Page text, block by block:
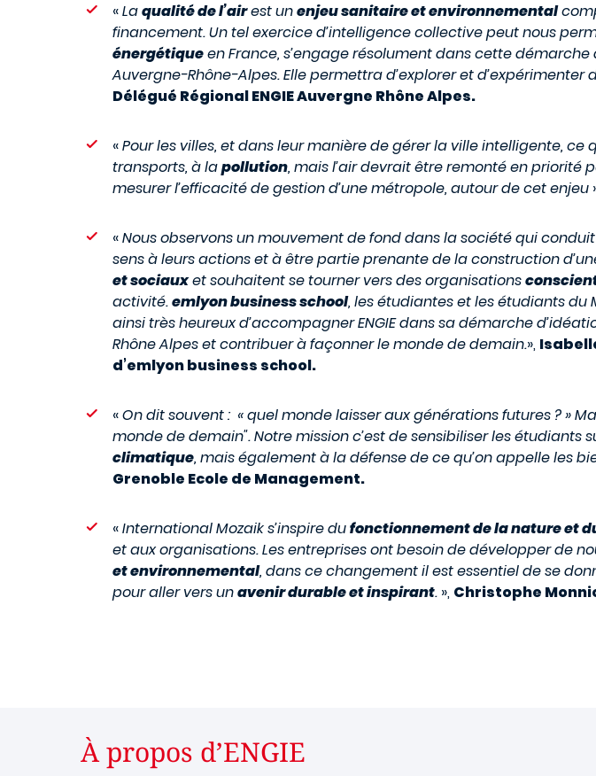
«Laqualité de l’airest unenjeu sanitaire et environnemental
financement. Un tel exercice d’intelligence collective peut nous
énergétiqueen France, s’engage résolument dans cette
Auvergne-Rhône-Alpes. Elle permettra d’explorer et
Délégué Régional ENGIE Auvergne Rhône Alpes.
«Pour les villes, et dans leur manière de gérer la ville intelligente,
transports, à lapollution, mais l’air devrait être remonté en priorité
mesurer l’efficacité de gestion d’une métropole, autour de cet enjeu
«Nous observons un mouvement de fond dans la société qui
sens à leurs actions et à être partie prenante de la construction
et sociauxet souhaitent se tourner vers des organisations
activité.emlyon business school, les étudiantes et les étudiants du
ainsi très heureux d’accompagner ENGIE dans sa démarche
Rhône Alpes et contribuer à façonner le monde de demain.»,
d’emlyon business school.
«On dit souvent : « quel monde laisser aux générations futures ? »
monde de demain". Notre mission c’est de sensibiliser les étudiants
climatique, mais également à la défense de ce qu’on appelle les
Grenoble Ecole de Management.
«International Mozaik s’inspire dufonctionnement de la nature et
et aux organisations. Les entreprises ont besoin de développer de
et environnemental, dans ce changement il est essentiel de se
pour aller vers unavenir durable et inspirant. », Christophe
À propos d’ENGIE